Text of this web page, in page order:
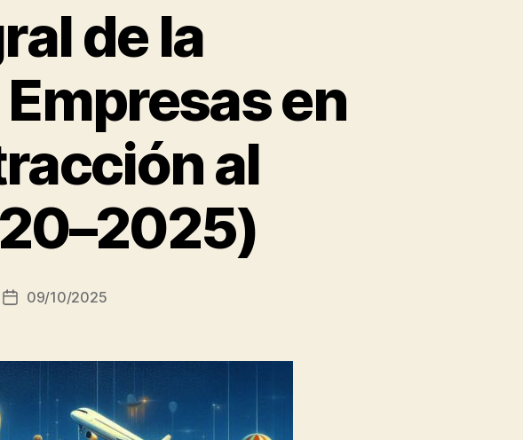
de la
en
al
Fecha
entrada
09/10/2025